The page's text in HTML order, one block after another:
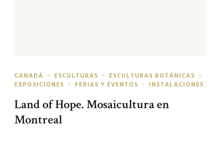
CANADÁ ESCULTURAS
ESCULTURAS BOTÁNICAS
EXPOSICIONES
FERIAS Y EVENTOS INSTALACIONES
Land of Hope. Mosaicultura en
Montreal